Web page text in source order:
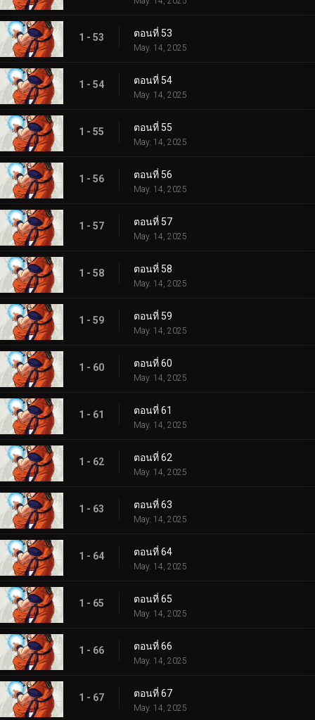
1 - 53 ตอนที่ 53
May. 14, 2025
1 - 54 ตอนที่ 54
May. 14, 2025
1 - 55 ตอนที่ 55
May. 14, 2025
1 - 56 ตอนที่ 56
May. 14, 2025
1 - 57 ตอนที่ 57
May. 14, 2025
1 - 58 ตอนที่ 58
May. 14, 2025
1 - 59 ตอนที่ 59
May. 14, 2025
1 - 60 ตอนที่ 60
May. 14, 2025
1 - 61 ตอนที่ 61
May. 14, 2025
1 - 62 ตอนที่ 62
May. 14, 2025
1 - 63 ตอนที่ 63
May. 14, 2025
1 - 64 ตอนที่ 64
May. 14, 2025
1 - 65 ตอนที่ 65
May. 14, 2025
1 - 66 ตอนที่ 66
May. 14, 2025
1 - 67 ตอนที่ 67
May. 14, 2025